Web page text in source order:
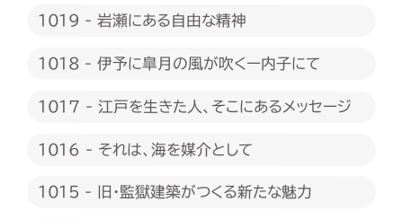
1019 - 岩瀬にある自由な精神
1018 - 伊予に皐月の風が吹くー内子にて
1017 - 江戸を生きた人、そこにあるメッセージ
1016 - それは、海を媒介として
1015 - 旧・監獄建築がつくる新たな魅力